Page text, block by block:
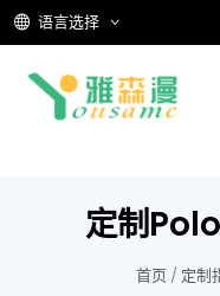
语言选择
定制
首页 / 定制